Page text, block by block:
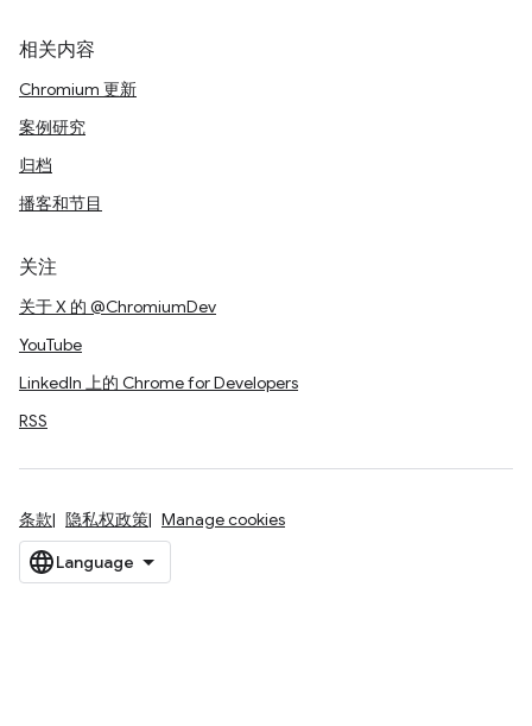
相关内容
Chromium 更新
案例研究
归档
播客和节目
关注
关于 X 的 @ChromiumDev
YouTube
LinkedIn 上的 Chrome for Developers
RSS
条款 隐私权政策 Manage cookies